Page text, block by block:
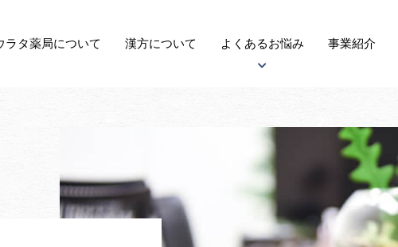
ラタ薬局について 漢方について よくあるお悩み 事業紹介